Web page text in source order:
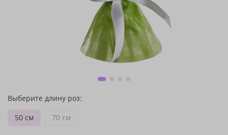
Выберите длину роз:
50 см
70 см